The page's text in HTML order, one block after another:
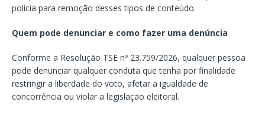
polícia para remoção desses tipos de conteúdo.
Quem pode denunciar e como fazer uma denúncia
Conforme a Resolução TSE nº 23.759/2026, qualquer pessoa
pode denunciar qualquer conduta que tenha por finalidade
restringir a liberdade do voto, afetar a igualdade de
concorrência ou violar a legislação eleitoral.